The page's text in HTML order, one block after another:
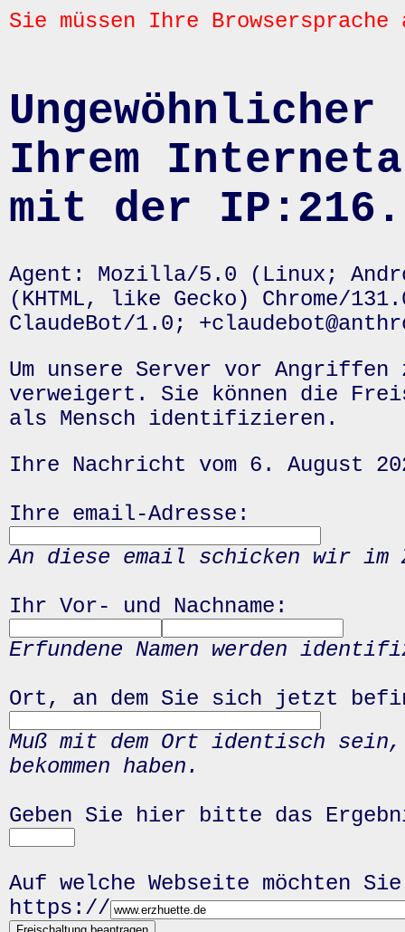
Sie müssen Ihre
Ihrem
mit der
Agent: Mozilla/5.0 (Linux;
(KHTML, like Gecko) Chrome/
ClaudeBot/1.0;
Um unsere Server vor
verweigert. Sie können die
als Mensch identifizieren.
Ihre Nachricht vom 6. August
Ihre email-Adresse:
An diese email schicken wir
Ihr Vor- und Nachname:
Erfundene Namen werden
Ort, an dem Sie sich jetzt
Muß mit dem Ort identisch
bekommen haben.
Geben Sie hier bitte das
Auf welche Webseite möchten
https://